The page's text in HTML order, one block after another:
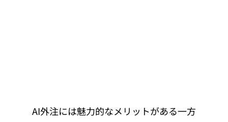
AI外注には魅力的なメリットがある一方